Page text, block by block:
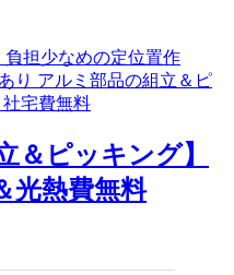
ピッキング】
光熱費無料